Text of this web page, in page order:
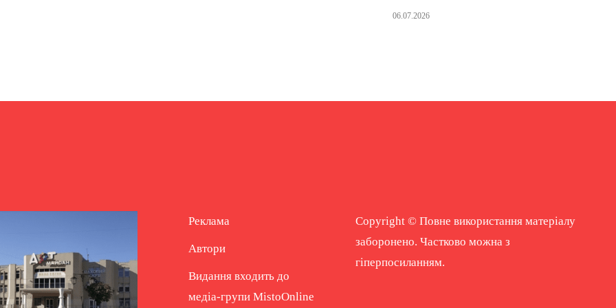
06.07.2026
Реклама
Автори
Видання входить до
медіа-групи MistoOnline
Copyright © Повне використання матеріалу
заборонено. Частково можна з
гіперпосиланням.